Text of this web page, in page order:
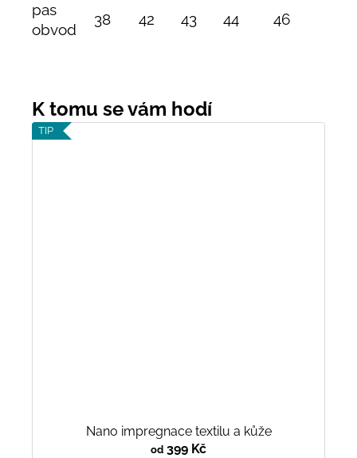
pas
obvod
38 42 43 44 46
TIP
Nano impregnace textilu a kůže
od 399 Kč